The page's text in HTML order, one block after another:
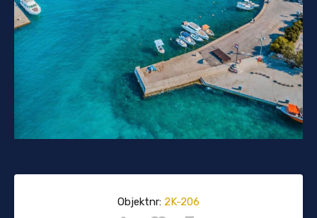
Objektnr: 2K-206